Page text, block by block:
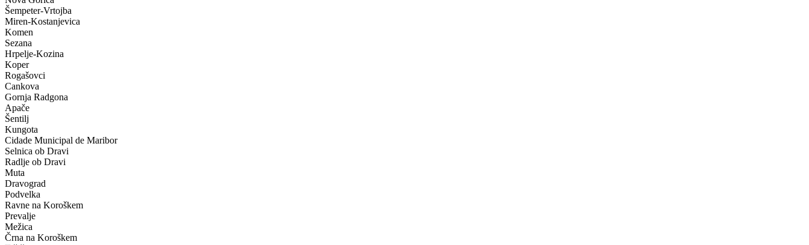
Šempeter-Vrtojba
Miren-Kostanjevica
Komen
Sezana
Hrpelje-Kozina
Koper
Rogašovci
Cankova
Gornja Radgona
Apače
Šentilj
Kungota
Cidade Municipal de Maribor
Selnica ob Dravi
Radlje ob Dravi
Muta
Dravograd
Podvelka
Ravne na Koroškem
Prevalje
Mežica
Črna na Koroškem